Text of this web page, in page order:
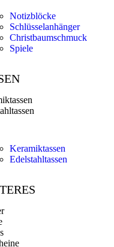
Notizblöcke
Schlüsselanhänger
Christbaumschmuck
Spiele
Keramiktassen
Edelstahltassen